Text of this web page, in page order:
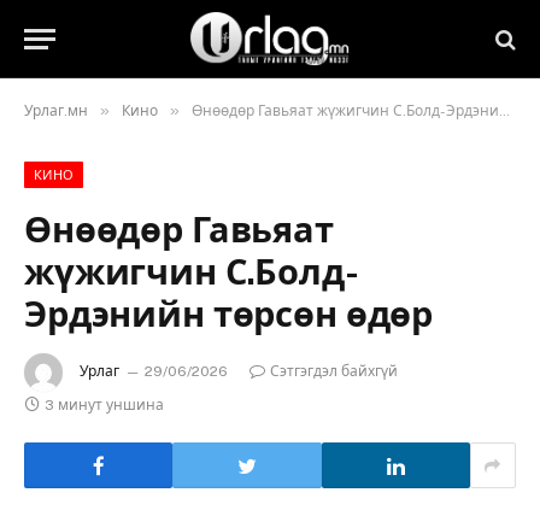
Урлаг.мн » Кино » Өнөөдөр Гавьяат жүжигчин С.Болд-Эрдэнийн төрсөн өдөр
КИНО
Өнөөдөр Гавьяат
жүжигчин С.Болд-
Эрдэнийн төрсөн өдөр
Урлаг 29/06/2026
Сэтгэгдэл байхгүй
3 минут уншина